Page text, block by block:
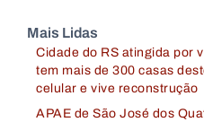
Mais Lidas
Cidade do RS atingida por
tem mais de 300 casas
celular e vive reconstrução
APAE de São José dos